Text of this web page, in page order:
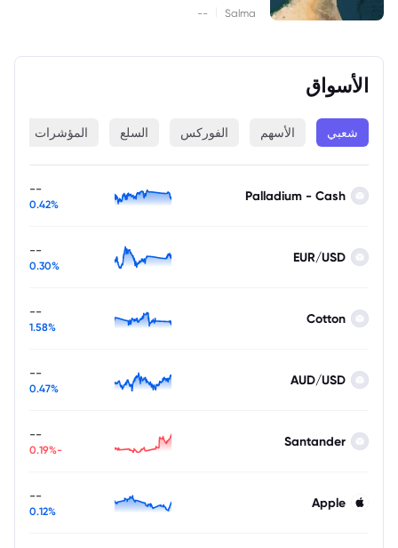
Salma
--
الأسواق
شعبي الأسهم الفوركس السلع المؤشرات
Palladium - Cash
--
0.42%
EUR/USD
--
0.30%
Cotton
--
1.58%
AUD/USD
--
0.47%
Santander
--
-0.19%
Apple
--
0.12%